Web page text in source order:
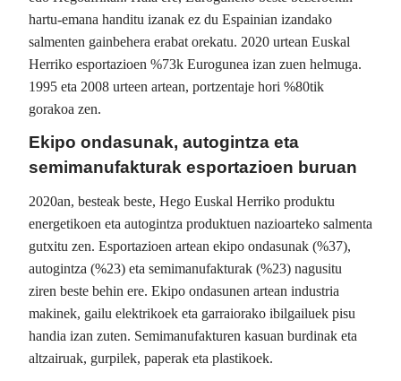
hartu-emana handitu izanak ez du Espainian izandako
salmenten gainbehera erabat orekatu. 2020 urtean Euskal
Herriko esportazioen %73k Eurogunea izan zuen helmuga.
1995 eta 2008 urteen artean, portzentaje hori %80tik
gorakoa zen.
Ekipo ondasunak, autogintza eta
semimanufakturak esportazioen buruan
2020an, besteak beste, Hego Euskal Herriko produktu
energetikoen eta autogintza produktuen nazioarteko salmenta
gutxitu zen. Esportazioen artean ekipo ondasunak (%37),
autogintza (%23) eta semimanufakturak (%23) nagusitu
ziren beste behin ere. Ekipo ondasunen artean industria
makinek, gailu elektrikoek eta garraiorako ibilgailuek pisu
handia izan zuten. Semimanufakturen kasuan burdinak eta
altzairuak, gurpilek, paperak eta plastikoek.